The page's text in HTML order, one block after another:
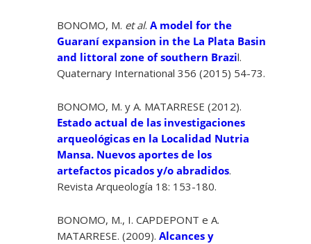
BONOMO, M. et al.A model for the
Guaraní expansion in the La Plata Basin
and littoral zone of southern Brazil.
Quaternary International 356 (2015) 54-73.
BONOMO, M. y A. MATARRESE (2012).
Estado actual de las investigaciones
arqueológicas en la Localidad Nutria
Mansa. Nuevos aportes de los
artefactos picados y/o abradidos.
Revista Arqueología 18: 153-180.
BONOMO, M., I. CAPDEPONT e A.
MATARRESE. (2009).Alcances y